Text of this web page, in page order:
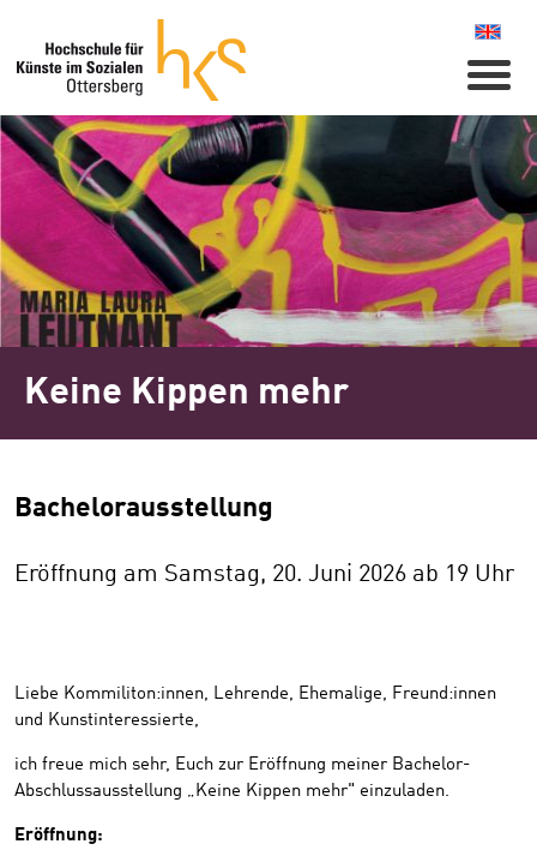
Keine Kippen mehr
Bachelorausstellung
Eröffnung am Samstag, 20. Juni 2026 ab 19 Uhr
Liebe Kommiliton:innen, Lehrende, Ehemalige, Freund:innen
und Kunstinteressierte,
ich freue mich sehr, Euch zur Eröffnung meiner Bachelor-
Abschlussausstellung „Keine Kippen mehr" einzuladen.
Eröffnung: